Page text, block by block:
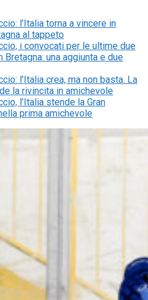
l’Italia torna a vincere in
al tappeto
i convocati per le ultime due
Bretagna: una aggiunta e due
l’Italia crea, ma non basta. La
la rivincita in amichevole
l’Italia stende la Gran
prima amichevole